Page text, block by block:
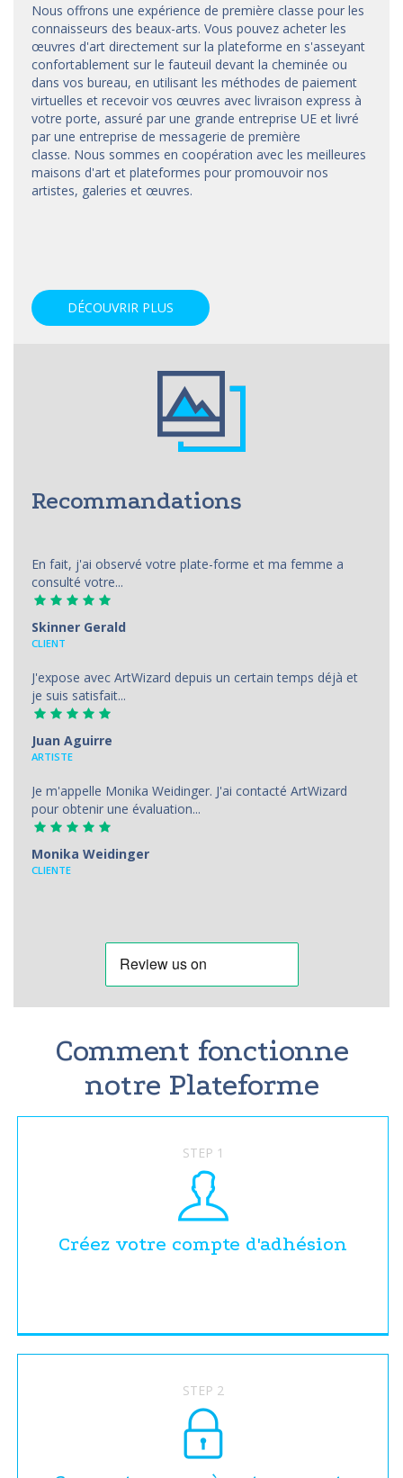
Nous offrons une expérience de première classe pour les
connaisseurs des beaux-arts. Vous pouvez acheter les
œuvres d'art directement sur la plateforme en s'asseyant
confortablement sur le fauteuil devant la cheminée ou
dans vos bureau, en utilisant les méthodes de paiement
virtuelles et recevoir vos œuvres avec livraison express à
votre porte, assuré par une grande entreprise UE et livré
par une entreprise de messagerie de première
classe. Nous sommes en coopération avec les meilleures
maisons d'art et plateformes pour promouvoir nos
artistes, galeries et œuvres.
DÉCOUVRIR PLUS
Recommandations
En fait, j'ai observé votre plate-forme et ma femme a
consulté votre...
Skinner Gerald
CLIENT
J'expose avec ArtWizard depuis un certain temps déjà et
je suis satisfait...
Juan Aguirre
АRTISTE
Je m'appelle Monika Weidinger. J'ai contacté ArtWizard
pour obtenir une évaluation...
Monika Weidinger
CLIENTE
Comment fonctionne
notre Plateforme
STEP 1
Créez votre compte d'adhésion
STEP 2